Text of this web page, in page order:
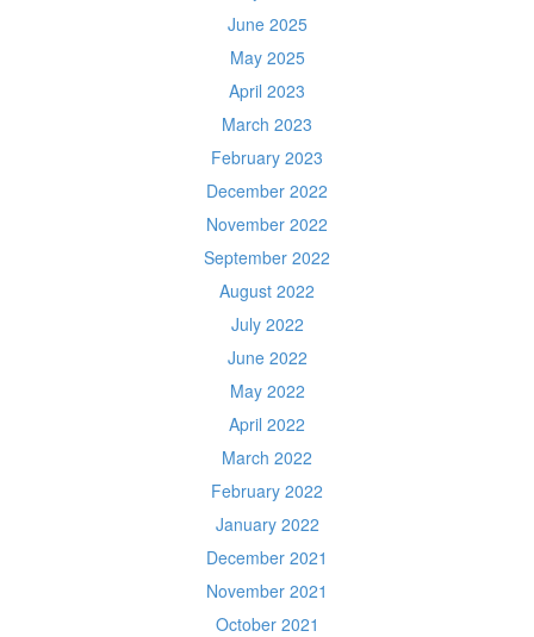
June 2025
May 2025
April 2023
March 2023
February 2023
December 2022
November 2022
September 2022
August 2022
July 2022
June 2022
May 2022
April 2022
March 2022
February 2022
January 2022
December 2021
November 2021
October 2021